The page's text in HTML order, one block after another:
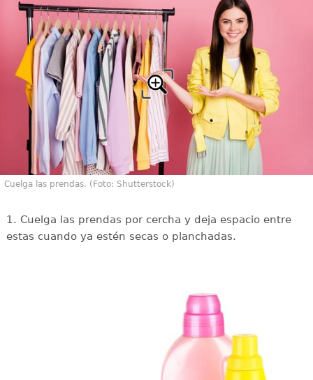
Cuelga las prendas. (Foto: Shutterstock)
1. Cuelga las prendas por cercha y deja espacio entre
estas cuando ya estén secas o planchadas.